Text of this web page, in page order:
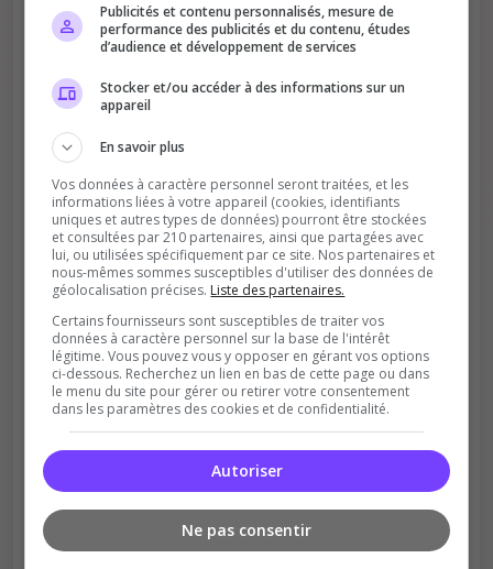
Améliore le classement
Votre vote aide le serveur à monter dans le
Soutient la communauté
Plus de visibilité = plus de joueurs
Certains serveurs offrent des bonus aux
votants
Publicités et contenu personnalisés, mesure de
performance des publicités et du contenu, études
d’audience et développement de services
Stocker et/ou accéder à des informations sur un
appareil
En savoir plus
Vos données à caractère personnel seront traitées, et les
informations liées à votre appareil (cookies, identifiants
uniques et autres types de données) pourront être stockées
et consultées par 210 partenaires, ainsi que partagées avec
lui, ou utilisées spécifiquement par ce site. Nos partenaires et
nous-mêmes sommes susceptibles d'utiliser des données de
géolocalisation précises. Liste des partenaires.
Certains fournisseurs sont susceptibles de traiter vos
données à caractère personnel sur la base de l'intérêt
légitime. Vous pouvez vous y opposer en gérant vos options
ci-dessous. Recherchez un lien en bas de cette page ou dans
le menu du site pour gérer ou retirer votre consentement
dans les paramètres des cookies et de confidentialité.
Autoriser
Ne pas consentir